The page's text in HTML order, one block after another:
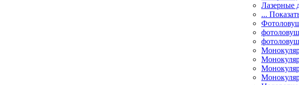
Лазерные
...